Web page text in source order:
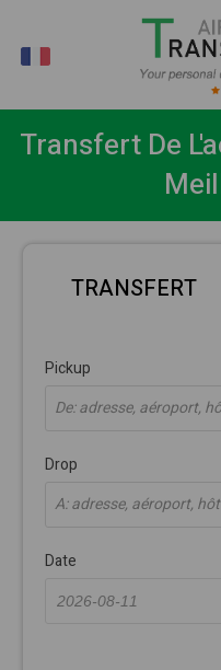
Transfert De
TRANSFERT
Pickup
De: adresse, aéroport,
Drop
À: adresse, aéroport,
Date